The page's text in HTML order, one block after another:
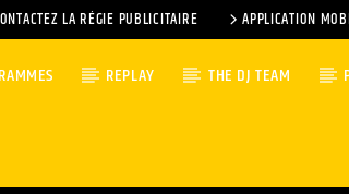
LA RÉGIE PUBLICITAIRE APPLICATION
REPLAY THE DJ TEAM